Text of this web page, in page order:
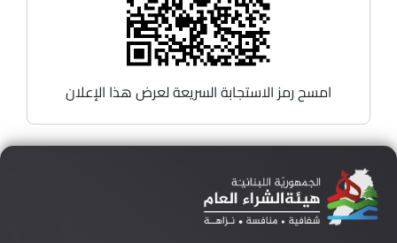
امسح رمز الاستجابة السريعة لعرض هذا الإعلان